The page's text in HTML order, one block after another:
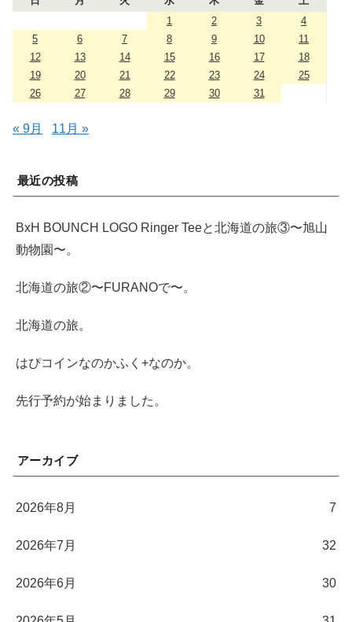
1
2 3
4
5
6 7 8 9 10
11
12
13 14 15 16 17
18
19
20 21 22 23 24
25
26
27 28 29 30 31
« 9月 11月 »
最近の投稿
BxH BOUNCH LOGO Ringer Teeと北海道の旅③〜旭山
動物園〜。
北海道の旅②〜FURANOで〜。
北海道の旅。
はぴコインなのかふく+なのか。
先行予約が始まりました。
アーカイブ
2026年8月 7
2026年7月 32
2026年6月 30